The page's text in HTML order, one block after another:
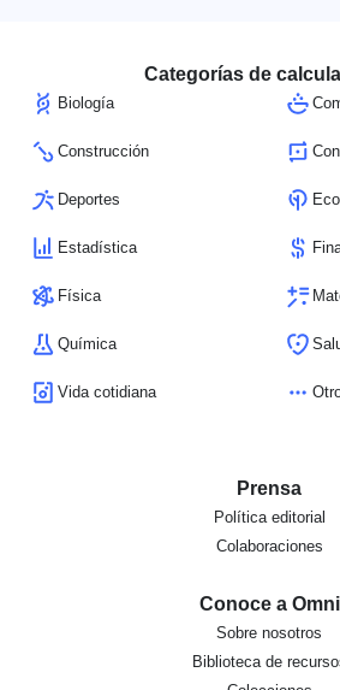
Categorías de
Biología
Construcción
Deportes
Estadística
Física
Química
Vida cotidiana
Prensa
Política editorial
Colaboraciones
Conoce a Omni
Sobre nosotros
Biblioteca de